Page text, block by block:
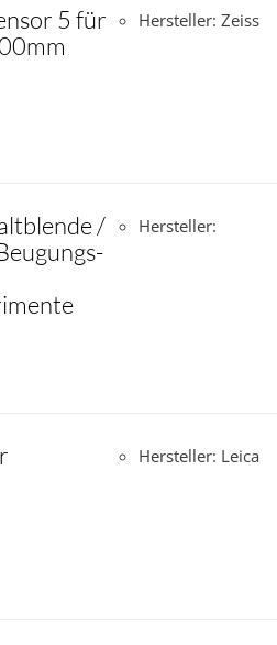
5 für
Hersteller: Zeiss
/
Hersteller:
Hersteller: Leica